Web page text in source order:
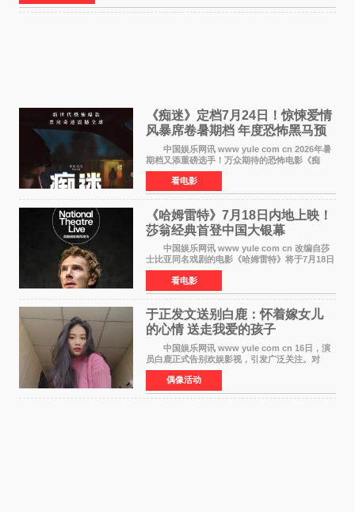
《痴迷》定档7月24日！惊悚爱情
风暴席卷暑期档 年度恐怖黑马预
中国娱乐网讯 www yule com cn 2026年暑
期档又添重磅选手！万众期待的恐怖电影《痴
迷》今日正式官宣定档，将于7月24日登陆内地各
大院线。这部被业内专家誉为新世代爆款恐怖电
影的作品，将为
看电影
《哈姆雷特》7月18日内地上映！
莎翁经典首登中国大银幕
中国娱乐网讯 www yule com cn 改编自莎
士比亚同名戏剧的电影《哈姆雷特》将于7月18日
在中国内地上映。这部跨越四百年的文学经典被
搬上大银幕，为观众带来一场视觉与听觉的双重
盛宴。 《
看电影
于正发文送别白鹿：怀着嫁女儿
的心情 送走我爱的孩子
中国娱乐网讯 www yule com cn 16日，演
员白鹿正式告别欢娱影视，引发广泛关注。对
此，欢娱影视创始人于正在社交平台发文回应，
字里行间流露不舍与祝福。 于正透露，以前
每次有演员到期不
偶像活动